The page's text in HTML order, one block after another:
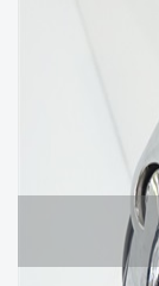
イ
イ